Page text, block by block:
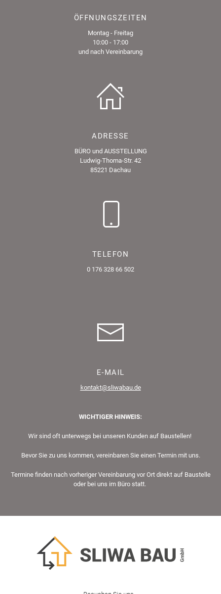
ÖFFNUNGSZEITEN
Montag - Freitag
10:00 - 17:00
und nach Vereinbarung
ADRESSE
BÜRO und AUSSTELLUNG
Ludwig-Thoma-Str. 42
85221 Dachau
TELEFON
0 176 328 66 502
E-MAIL
kontakt@sliwabau.de
WICHTIGER HINWEIS:
Wir sind oft unterwegs bei unseren Kunden auf Baustellen!
Bevor Sie zu uns kommen, vereinbaren Sie einen Termin mit uns.
Termine finden nach vorheriger Vereinbarung vor Ort direkt auf Baustelle
oder bei uns im Büro statt.